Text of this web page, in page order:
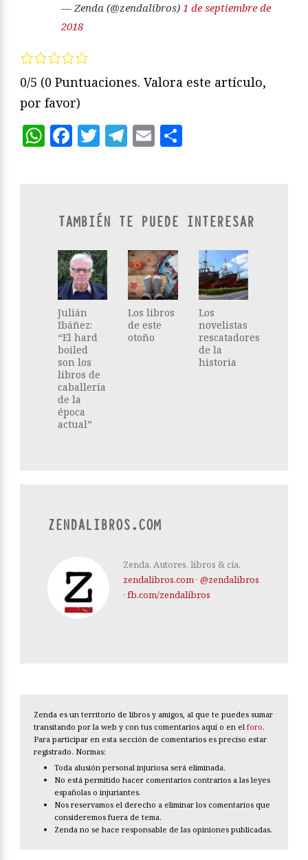
— Zenda (@zendalibros) 1 de septiembre de
2018
0/5 (0 Puntuaciones. Valora este artículo,
por favor)
WhatsApp
Facebook
Twitter
Telegram
Email
TAMBIÉN TE PUEDE INTERESAR
Julián
Ibáñez:
“El hard
boiled
son los
libros de
caballería
de la
época
actual”
Los libros
de este
otoño
Los
novelistas
rescatadores
de la
historia
ZENDALIBROS.COM
Zenda. Autores, libros & cía.
zendalibros.com · @zendalibros
· fb.com/zendalibros
Zenda es un territorio de libros y amigos, al que te puedes sumar
transitando por la web y con tus comentarios aquí o en el foro.
Para participar en esta sección de comentarios es preciso estar
registrado. Normas:
Toda alusión personal injuriosa será eliminada.
No está permitido hacer comentarios contrarios a las leyes
españolas o injuriantes.
Nos reservamos el derecho a eliminar los comentarios que
consideremos fuera de tema.
Zenda no se hace responsable de las opiniones publicadas.